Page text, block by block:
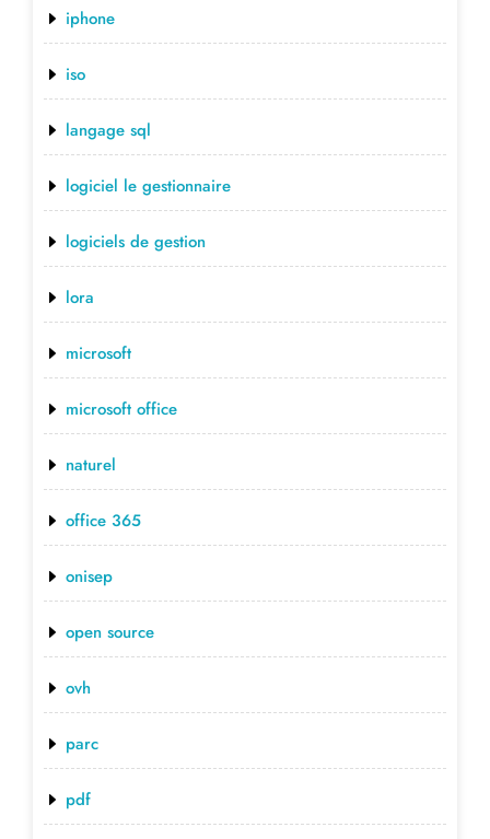
iphone
iso
langage sql
logiciel le gestionnaire
logiciels de gestion
lora
microsoft
microsoft office
naturel
office 365
onisep
open source
ovh
parc
pdf